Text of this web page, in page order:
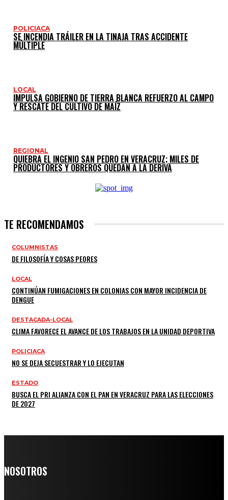
POLICIACA
SE INCENDIA TRÁILER EN LA TINAJA TRAS ACCIDENTE
MÚLTIPLE
LOCAL
IMPULSA GOBIERNO DE TIERRA BLANCA REFUERZO AL CAMPO
Y RESCATE DEL CULTIVO DE MAÍZ
REGIONAL
QUIEBRA EL INGENIO SAN PEDRO EN VERACRUZ; MILES DE
PRODUCTORES Y OBREROS QUEDAN A LA DERIVA
TE RECOMENDAMOS
COLUMNISTAS
DE FILOSOFÍA Y COSAS PEORES
LOCAL
CONTINÚAN FUMIGACIONES EN COLONIAS CON MAYOR INCIDENCIA DE
DENGUE
DESTACADA-LOCAL
CLIMA FAVORECE EL AVANCE DE LOS TRABAJOS EN LA UNIDAD DEPORTIVA
POLICIACA
NO SE DEJA SECUESTRAR Y LO EJECUTAN
ESTADO
BUSCA EL PRI ALIANZA CON EL PAN EN VERACRUZ PARA LAS ELECCIONES
DE 2027
NOSOTROS